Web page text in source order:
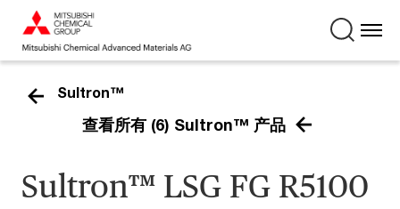
Sultron™
查看所有 (6) Sultron™ 产品
Sultron™ LSG FG R5100